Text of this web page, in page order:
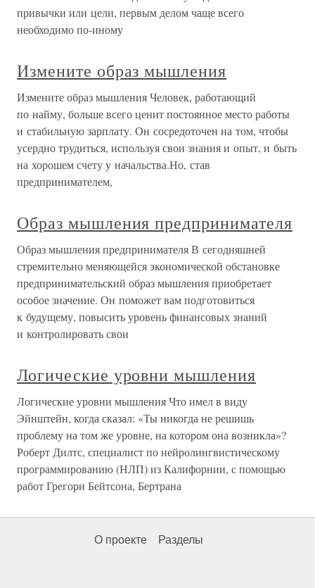
привычки или цели, первым делом чаще всего
необходимо по-иному
Измените образ мышления
Измените образ мышления Человек, работающий
по найму, больше всего ценит постоянное место работы
и стабильную зарплату. Он сосредоточен на том, чтобы
усердно трудиться, используя свои знания и опыт, и быть
на хорошем счету у начальства.Но, став
предпринимателем,
Образ мышления предпринимателя
Образ мышления предпринимателя В сегодняшней
стремительно меняющейся экономической обстановке
предпринимательский образ мышления приобретает
особое значение. Он поможет вам подготовиться
к будущему, повысить уровень финансовых знаний
и контролировать свои
Логические уровни мышления
Логические уровни мышления Что имел в виду
Эйнштейн, когда сказал: «Ты никогда не решишь
проблему на том же уровне, на котором она возникла»?
Роберт Дилтс, специалист по нейролингвистическому
программированию (НЛП) из Калифорнии, с помощью
работ Грегори Бейтсона, Бертрана
О проекте Разделы